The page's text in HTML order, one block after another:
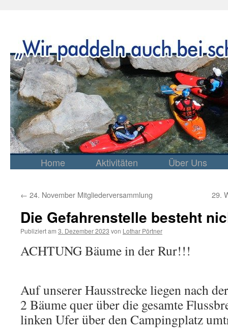
SpringeHome Aktivitäten Über Uns
← 24. November Mitgliederversammlung 29.
Die Gefahrenstelle besteht
Publiziert am 3. Dezember 2023 von Lothar Pörtner
ACHTUNG Bäume in der Rur!!!
Auf unserer Hausstrecke liegen nach
2 Bäume quer über die gesamte
linken Ufer über den Campingplatz